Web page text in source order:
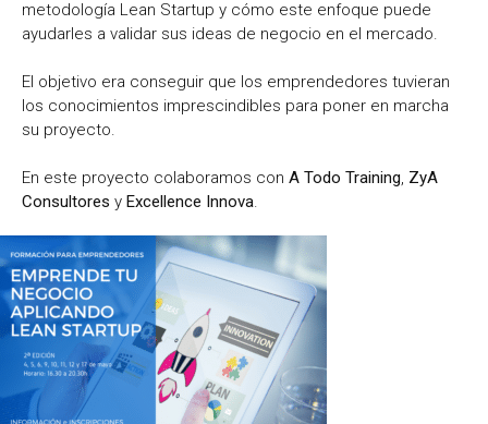
metodología Lean Startup y cómo este enfoque puede
ayudarles a validar sus ideas de negocio en el mercado.
El objetivo era conseguir que los emprendedores tuvieran
los conocimientos imprescindibles para poner en marcha
su proyecto.
En este proyecto colaboramos con A Todo Training, ZyA
Consultores y Excellence Innova.